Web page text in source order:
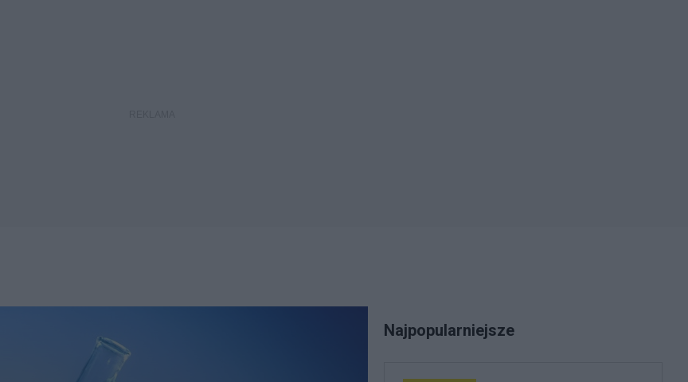
Najpopularniejsze